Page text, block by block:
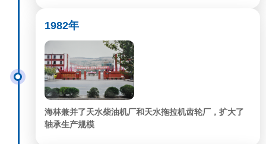
1982年
海林兼并了天水柴油机厂和天水拖拉机齿轮厂，扩大了
轴承生产规模